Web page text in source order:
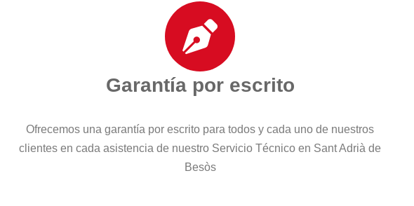
Garantía por escrito
Ofrecemos una garantía por escrito para todos y cada uno de nuestros
clientes en cada asistencia de nuestro Servicio Técnico en Sant Adrià de
Besòs